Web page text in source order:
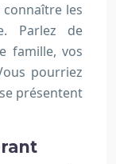
les
Parlez de
famille, vos
pourriez
présentent